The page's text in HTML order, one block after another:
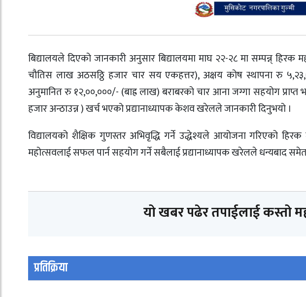
बिद्यालयले दिएको जानकारी अनुसार बिद्यालयमा माघ २२-२८ मा सम्पन्न्
चौतिस लाख अठसठ्ठि हजार चार सय एकहत्तर), अक्षय कोष स्थापना रु
अनुमानित रु १२,००,०००/- (बाह्र लाख) बराबरको चार आना जग्गा सहयोग
हजार अन्ठाउन्न ) खर्च भएको प्रद्यानाध्यापक केशव खरेलले जानकारी दिनुभयो ।
विद्यालयको शैक्षिक गुणस्तर अभिवृद्धि गर्ने उद्धेश्यले आयोजना गरिएको हिरक
महोत्सवलाई सफल पार्न सहयोग गर्ने सबैलाई प्रद्यानाध्यापक खरेलले धन्यबाद समेत
यो खबर पढेर तपाईलाई कस्तो
प्रतिक्रिया